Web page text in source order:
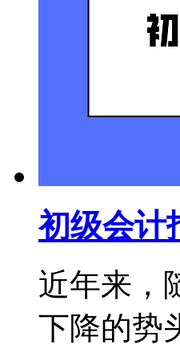
初级会计
近年来，
下降的势